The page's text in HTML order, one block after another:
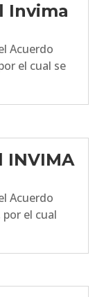
Invima
Acuerdo
el cual se
INVIMA
Acuerdo
el cual